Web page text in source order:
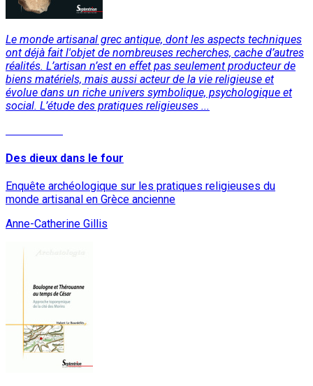
Le monde artisanal grec antique, dont les aspects techniques
ont déjà fait l'objet de nombreuses recherches, cache d’autres
réalités. L’artisan n’est en effet pas seulement producteur de
biens matériels, mais aussi acteur de la vie religieuse et
évolue dans un riche univers symbolique, psychologique et
social. L’étude des pratiques religieuses ...
Des dieux dans le four
Enquête archéologique sur les pratiques religieuses du
monde artisanal en Grèce ancienne
Anne-Catherine Gillis